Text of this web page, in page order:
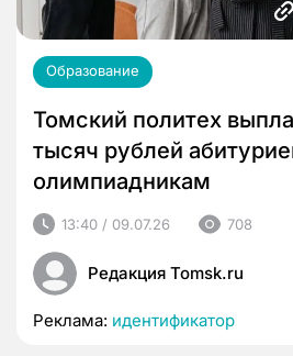
Образование
Томский политех
тысяч рублей
олимпиадникам
13:40 / 09.07.26 708
Редакция Tomsk.ru
Реклама: идентификатор